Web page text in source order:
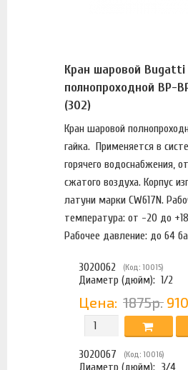
Кран шаровой Bugatti
полнопроходной ВР-
(302)
Кран шаровой
гайка. Применяется в
горячего водоснабжения,
сжатого воздуха. Корпус
латуни марки CW617N.
температура: от -20 до
Рабочее давление: до 64
3020062 (Код: 10015)
Диаметр (дюйм): 1/2
Цена: 1875р.
3020067 (Код: 10016)
Диаметр (дюйм): 3/4